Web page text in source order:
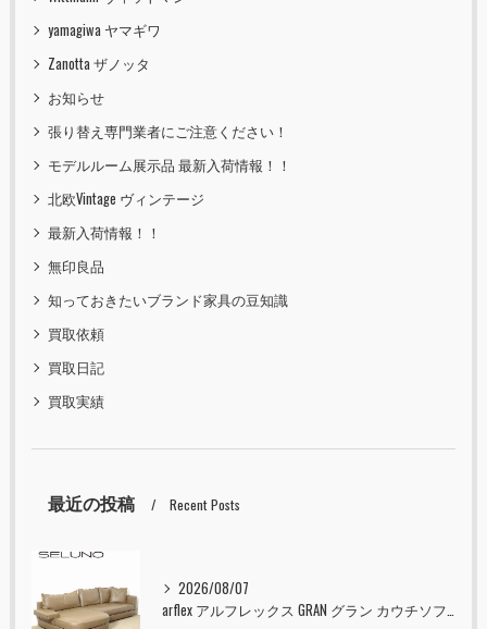
yamagiwa ヤマギワ
Zanotta ザノッタ
お知らせ
張り替え専門業者にご注意ください！
モデルルーム展示品 最新入荷情報！！
北欧Vintage ヴィンテージ
最新入荷情報！！
無印良品
知っておきたいブランド家具の豆知識
買取依頼
買取日記
買取実績
最近の投稿 Recent Posts
2026/08/07